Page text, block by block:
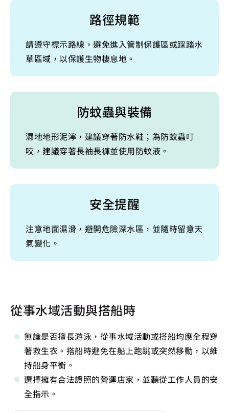
路徑規範
請遵守標示路線，避免進入管制保護區或踩踏水
草區域，以保護生物棲息地。
防蚊蟲與裝備
濕地地形泥濘，建議穿著防水鞋；為防蚊蟲叮
咬，建議穿著長袖長褲並使用防蚊液。
安全提醒
注意地面濕滑，避開危險深水區，並隨時留意天
氣變化。
從事水域活動與搭船時
無論是否擅長游泳，從事水域活動或搭船均應全程穿
著救生衣。搭船時避免在船上跑跳或突然移動，以維
持船身平衡。
選擇擁有合法證照的營運店家，並聽從工作人員的安
全指示。